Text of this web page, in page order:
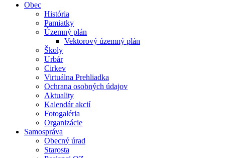
Obec
História
Pamiatky
Územný plán
Vektorový územný plán
Školy
Urbár
Cirkev
Virtuálna Prehliadka
Ochrana osobných údajov
Aktuality
Kalendár akcií
Fotogaléria
Organizácie
Samospráva
Obecný úrad
Starosta